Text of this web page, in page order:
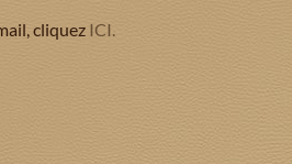
cliquez ICI.